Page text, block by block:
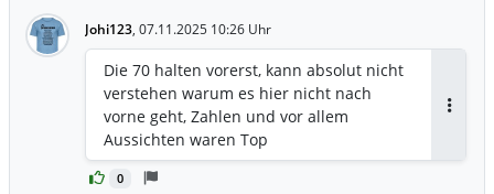
einzusteigen...schönes Wochenende
Johi123, 07.11.2025 10:26 Uhr
0
Die 70 halten vorerst, kann absolut nicht
verstehen warum es hier nicht nach
vorne geht, Zahlen und vor allem
Aussichten waren Top